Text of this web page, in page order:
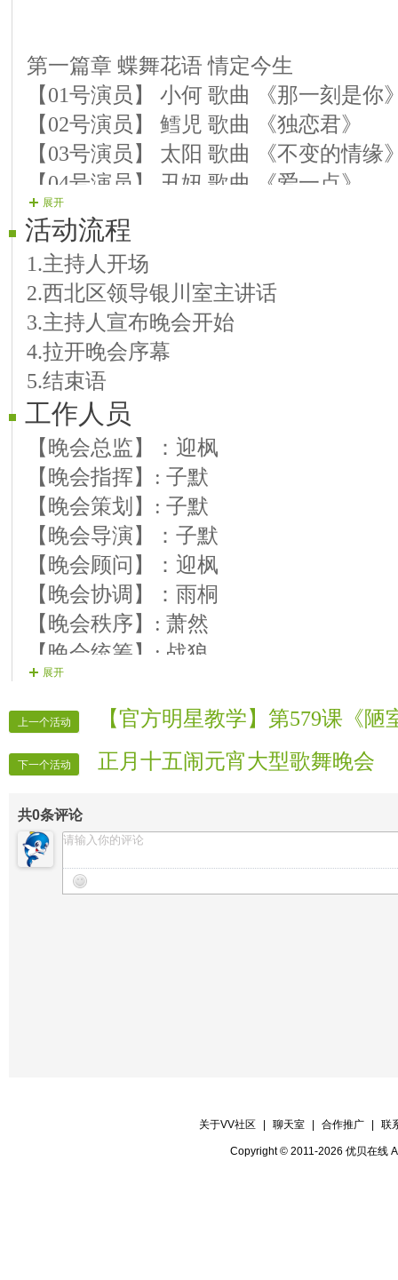
第一篇章 蝶舞花语 情定今生
【01号演员】 小何 歌曲 《那一刻是你
【02号演员】 鳕児 歌曲 《独恋君》
【03号演员】 太阳 歌曲 《不变的情缘
【04号演员】 丑妞 歌曲 《爱一点》
【05号演员】 紫sè 歌曲 《夜之光》
【06号演员】 朝阳 歌曲 《你不来我不
【07号演员】 阿秋 歌曲 《放不下的牵
【08号演员】 菲儿 歌曲 《等风等雨等
第二篇章 心有灵犀 爱意浓浓
【09号演员】 清尘 歌曲 《火辣辣的情
【10号演员】 一笑 歌曲 《飞鸟与射手
【11号演员】 木棉花 歌曲 《香吻留给
【12号演员】 婉儿 歌曲 《多想抱抱你
【13号演员】 獨榀 歌曲 《当爱情离开
【14号演员】 芯绣 歌曲 《唱不完的情
【15号演员】 钥钥 歌曲 《今生只爱你
【16号演员】 冰婕 歌曲 《下辈子不做
第三篇章 浓情密意 真爱永恒
【17号演员】 妮娜 歌曲 《放不下的情
【18号演员】 爱葫 电萨克斯 《心上的
【19号演员】 兵哥 葫芦丝 《今世有缘
【20号演员】 丽达 歌曲 《有没有一种
【21号演员】 羊羊 歌曲 《情火》
【22号演员】 雪花 歌曲 《梨花情》
【24号演员】 如冰 歌曲 《夜深深飞起
展开
活动流程
1.主持人开场
2.西北区领导银川室主讲话
3.主持人宣布晚会开始
4.拉开晚会序幕
5.结束语
工作人员
【晚会总监】：迎枫
【晚会指挥】: 子默
【晚会策划】: 子默
【晚会导演】：子默
【晚会顾问】：迎枫
【晚会协调】：雨桐
【晚会秩序】: 萧然
【晚会统筹】: 战狼
【晚会撰稿】: 江河
【晚会主持】: 江河 小屋
【晚会监制】：月亮
【晚会护麦】；快乐
【片花播放】：扬帆 羊羊 獨榀
听雨 片花
【晚会广播】：白浅
展开
上一个活动 【官方明星教学】第579课《
下一个活动 正月十五闹元宵大型歌舞晚会
共0条评论
关于VV社区 聊天室 合作推广 联
Copyright © 2011-2026 优贝在线